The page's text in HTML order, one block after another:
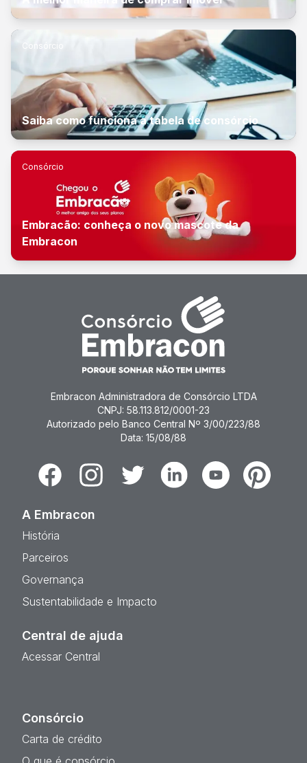
Consórcio
Saiba como funciona a tabela de consórcio
Consórcio
Embracão: conheça o novo mascote da
Embracon
Embracon Administradora de Consórcio LTDA
CNPJ: 58.113.812/0001-23
Autorizado pelo Banco Central Nº 3/00/223/88
Data: 15/08/88
FacebookInstagramTwitter LinkedinYoutubePinterest
A Embracon
História
Parceiros
Governança
Sustentabilidade e Impacto
Central de ajuda
Acessar Central
Consórcio
Carta de crédito